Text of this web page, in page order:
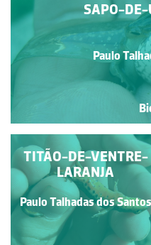
SAPO-DE-
Paulo
SAPO-DE-UNHA-
NEGRA
Paulo Talhadas dos Santos
TITÃO-DE-VENTRE-
LARANJA
Paulo Talhadas dos Santos